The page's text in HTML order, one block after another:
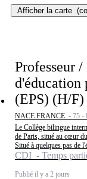
Afficher la carte
Professeur /
d'éducation
(EPS) (H/F)
NACE FRANCE - 75 -
Le Collège bilingue
de Paris, situé au cœur
Situé à quelques pas de
CDI - Temps
Publié il y a 2 jours